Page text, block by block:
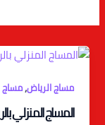
مساج الرياض,
المساج المنزلي